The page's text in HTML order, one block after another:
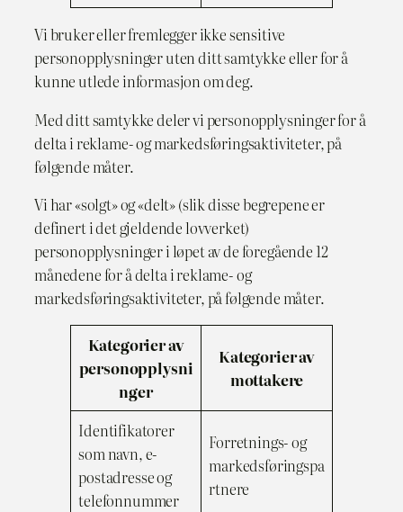
Vi bruker eller fremlegger ikke sensitive
personopplysninger uten ditt samtykke eller for å
kunne utlede informasjon om deg.
Med ditt samtykke deler vi personopplysninger for å
delta i reklame- og markedsføringsaktiviteter, på
følgende måter.
Vi har «solgt» og «delt» (slik disse begrepene er
definert i det gjeldende lovverket)
personopplysninger i løpet av de foregående 12
månedene for å delta i reklame- og
markedsføringsaktiviteter, på følgende måter.
Kategorier av
personopplysni
nger
Kategorier av
mottakere
Identifikatorer
som navn, e-
postadresse og
telefonnummer
Forretnings- og
markedsføringspa
rtnere